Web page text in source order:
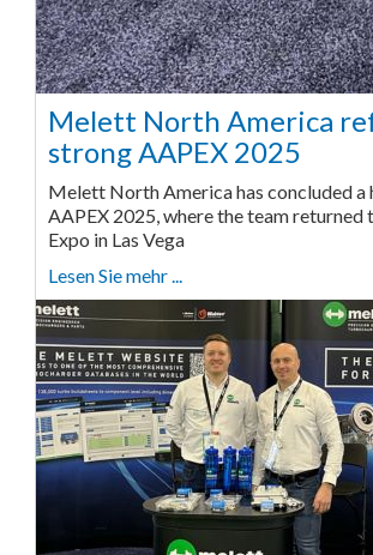
Melett North America
strong AAPEX 2025
Melett North America has concluded a
AAPEX 2025, where the team returned
Expo in Las Vega
Lesen Sie mehr ...